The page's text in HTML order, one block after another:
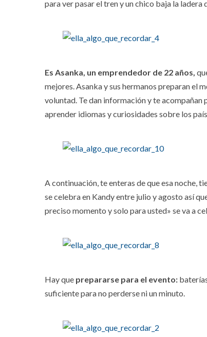
para ver pasar el tren y un chico baja la ladera
Es Asanka, un emprendedor de 22 años,
mejores. Asanka y sus hermanos preparan el
voluntad. Te dan información y te acompañan
aprender idiomas y curiosidades sobre los
A continuación, te enteras de que esa noche,
se celebra en Kandy entre julio y agosto así
preciso momento y solo para usted» se va a
Hay que prepararse para el evento:
suficiente para no perderse ni un minuto.